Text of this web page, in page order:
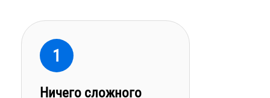
1
Ничего сложного